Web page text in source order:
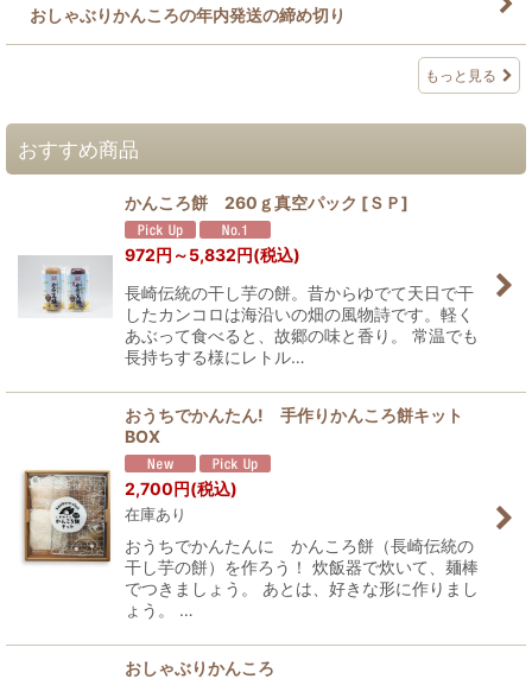
おしゃぶりかんころの年内発送の締め切り
もっと見る
おすすめ商品
かんころ餅 260ｇ真空パック [ＳＰ]
972円 ～5,832円(税込)
長崎伝統の干し芋の餅。昔からゆでて天日で干
したカンコロは海沿いの畑の風物詩です。軽く
あぶって食べると、故郷の味と香り。 常温でも
長持ちする様にレトル…
おうちでかんたん! 手作りかんころ餅キット
BOX
2,700円(税込)
在庫あり
おうちでかんたんに かんころ餅（長崎伝統の
干し芋の餅）を作ろう！ 炊飯器で炊いて、麺棒
でつきましょう。 あとは、好きな形に作りまし
ょう。 …
おしゃぶりかんころ